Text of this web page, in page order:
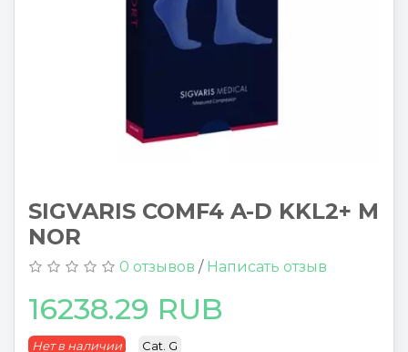
SIGVARIS COMF4 A-D KKL2+ M
NOR
0 отзывов / Написать отзыв
16238.29 RUB
Нет в наличии Cat. G